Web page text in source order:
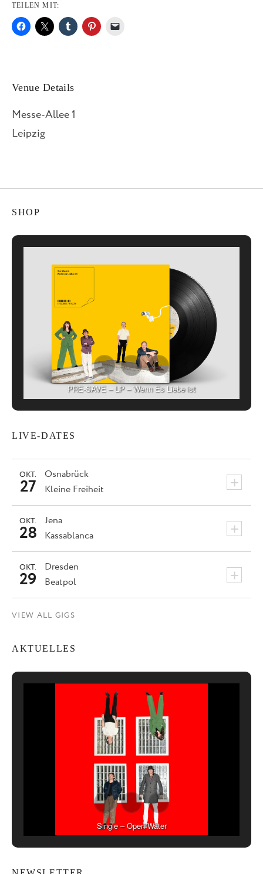
TEILEN MIT:
Venue Details
Messe-Allee 1
Leipzig
SHOP
PRE-SAVE – LP – Wenn Es Liebe ist
LIVE-DATES
Osnabrück +
OKT.
27 Kleine Freiheit
Jena +
OKT.
28 Kassablanca
Dresden +
OKT.
29 Beatpol
VIEW ALL GIGS
AKTUELLES
Single – Open Water